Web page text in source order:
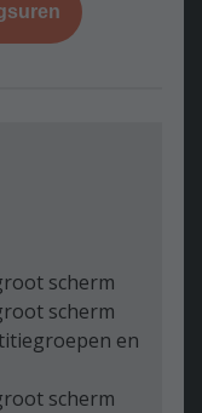
scherm
scherm
en
scherm